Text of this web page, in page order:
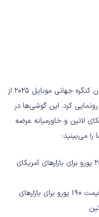
علاوه‌براین ۲ محصول، تی‌سی‌ال در جریان کنگره جهانی موبایل 2025 از
۶ گوشی هوشمند دیگر در سری TCL 60 رونمایی کرد. این گوشی‌ها در
لاتین و خاورمیانه عرضه
می‌بینید:
TCL 60 NXTPAPER با قیمت ۲۰۰ یورو برای بازارهای آمریکای
TCL 60 SE NXTPAPER 5G با قیمت ۱۹۰ یورو برای بازارهای